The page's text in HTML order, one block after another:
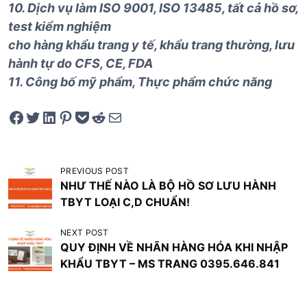
10. Dịch vụ làm ISO 9001, ISO 13485, tất cả hồ sơ,
test kiểm nghiệm
cho hàng khẩu trang y tế, khẩu trang thường, lưu
hành tự do CFS, CE, FDA
11. Công bố mỹ phẩm, Thực phẩm chức năng
Share on Facebook Tweet on Twitter Share on LinkedIn Pin on Pinterest Save to pocket Share on Reddit Share via Email
Đ
i
u
h
ư
PREVIOUS POST
NHƯ THẾ NÀO LÀ BỘ HỒ SƠ LƯU HÀNH
TBYT LOẠI C,D CHUẨN!
NEXT POST
QUY ĐỊNH VỀ NHÃN HÀNG HÓA KHI NHẬP
KHẨU TBYT – MS TRANG 0395.646.841